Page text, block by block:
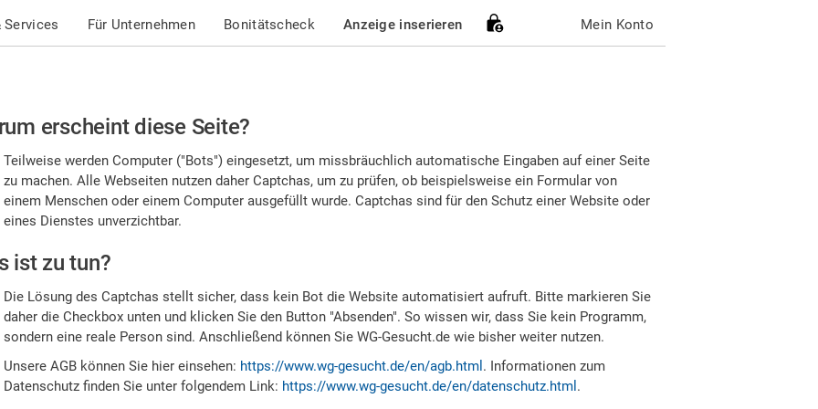
Services Für Unternehmen Bonitätscheck Anzeige inserieren Mein Konto
erscheint diese Seite?
Teilweise werden Computer ("Bots") eingesetzt, um missbräuchlich automatische Eingaben auf einer Seite
zu machen. Alle Webseiten nutzen daher Captchas, um zu prüfen, ob beispielsweise ein Formular von
einem Menschen oder einem Computer ausgefüllt wurde. Captchas sind für den Schutz einer Website oder
eines Dienstes unverzichtbar.
ist zu tun?
Die Lösung des Captchas stellt sicher, dass kein Bot die Website automatisiert aufruft. Bitte markieren Sie
daher die Checkbox unten und klicken Sie den Button "Absenden". So wissen wir, dass Sie kein Programm,
sondern eine reale Person sind. Anschließend können Sie WG-Gesucht.de wie bisher weiter nutzen.
Unsere AGB können Sie hier einsehen: https://www.wg-gesucht.de/en/agb.html . Informationen zum
Datenschutz finden Sie unter folgendem Link: https://www.wg-gesucht.de/en/datenschutz.html .